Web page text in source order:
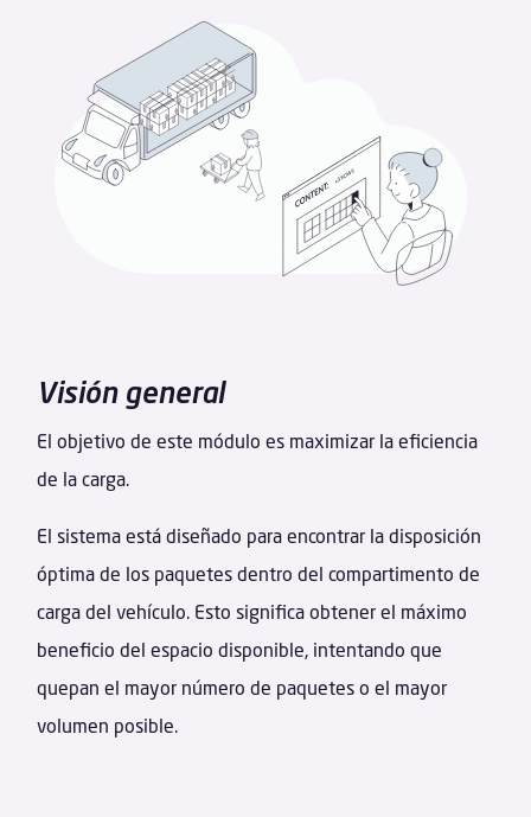
Visión general
El objetivo de este módulo es maximizar la eficiencia
de la carga.
El sistema está diseñado para encontrar la disposición
óptima de los paquetes dentro del compartimento de
carga del vehículo. Esto significa obtener el máximo
beneficio del espacio disponible, intentando que
quepan el mayor número de paquetes o el mayor
volumen posible.